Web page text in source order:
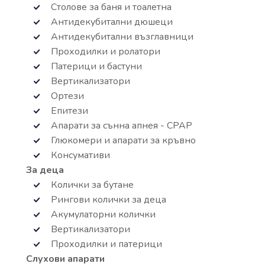
Столове за баня и тоалетна
Антидекубитални дюшеци
Антидекубитални възглавници
Проходилки и ролатори
Патерици и бастуни
Вертикализатори
Ортези
Епитези
Апарати за сънна апнея - СРАР
Глюкомери и апарати за кръвно
Консумативи
За деца
Колички за бутане
Рингови колички за деца
Акумулаторни колички
Вертикализатори
Проходилки и патерици
Слухови апарати